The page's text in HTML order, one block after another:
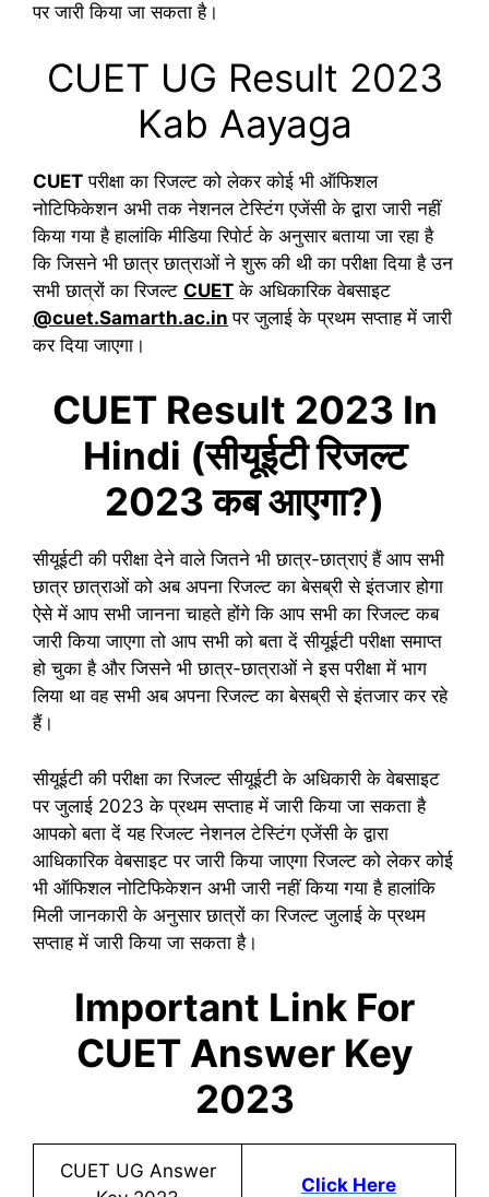
पर जारी किया जा सकता है।
CUET UG Result 2023
Kab Aayaga
CUET परीक्षा का रिजल्ट को लेकर कोई भी ऑफिशल
नोटिफिकेशन अभी तक नेशनल टेस्टिंग एजेंसी के द्वारा जारी नहीं
किया गया है हालांकि मीडिया रिपोर्ट के अनुसार बताया जा रहा है
कि जिसने भी छात्र छात्राओं ने शुरू की थी का परीक्षा दिया है उन
सभी छात्रों का रिजल्ट CUET के अधिकारिक वेबसाइट
@cuet.Samarth.ac.in पर जुलाई के प्रथम सप्ताह में जारी
कर दिया जाएगा।
CUET Result 2023 In
Hindi (सीयूईटी रिजल्ट
2023 कब आएगा?)
सीयूईटी की परीक्षा देने वाले जितने भी छात्र-छात्राएं हैं आप सभी
छात्र छात्राओं को अब अपना रिजल्ट का बेसब्री से इंतजार होगा
ऐसे में आप सभी जानना चाहते होंगे कि आप सभी का रिजल्ट कब
जारी किया जाएगा तो आप सभी को बता दें सीयूईटी परीक्षा समाप्त
हो चुका है और जिसने भी छात्र-छात्राओं ने इस परीक्षा में भाग
लिया था वह सभी अब अपना रिजल्ट का बेसब्री से इंतजार कर रहे
हैं।
सीयूईटी की परीक्षा का रिजल्ट सीयूईटी के अधिकारी के वेबसाइट
पर जुलाई 2023 के प्रथम सप्ताह में जारी किया जा सकता है
आपको बता दें यह रिजल्ट नेशनल टेस्टिंग एजेंसी के द्वारा
आधिकारिक वेबसाइट पर जारी किया जाएगा रिजल्ट को लेकर कोई
भी ऑफिशल नोटिफिकेशन अभी जारी नहीं किया गया है हालांकि
मिली जानकारी के अनुसार छात्रों का रिजल्ट जुलाई के प्रथम
सप्ताह में जारी किया जा सकता है।
Important Link For
CUET Answer Key
2023
CUET UG Answer
Click Here